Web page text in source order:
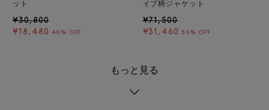
ット
¥30,800
¥18,480 40% OFF
イプ柄ジャケット
¥71,500
¥31,460
56% OFF
もっと見る